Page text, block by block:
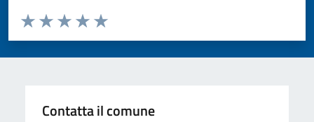
Valuta da 1 a 5 stelle la pagina
Valuta 5 stelle su 5
Valuta 4 stelle su 5
Valuta 3 stelle su 5
Valuta 2 stelle su 5
Valuta 1 stelle su 5
Contatta il comune